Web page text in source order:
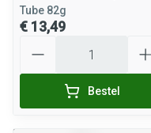
Tube 82g
€ 13,49
Bestel